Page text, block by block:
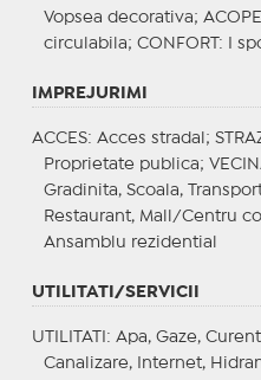
Vopsea decorativa;
circulabila; CONFORT : I
IMPREJURIMI
ACCES: Acces stradal;
Proprietate publica;
Gradinita, Scoala,
Restaurant, Mall/Centru
Ansamblu rezidential
UTILITATI/SERVICII
UTILITATI : Apa, Gaze,
Canalizare, Internet,